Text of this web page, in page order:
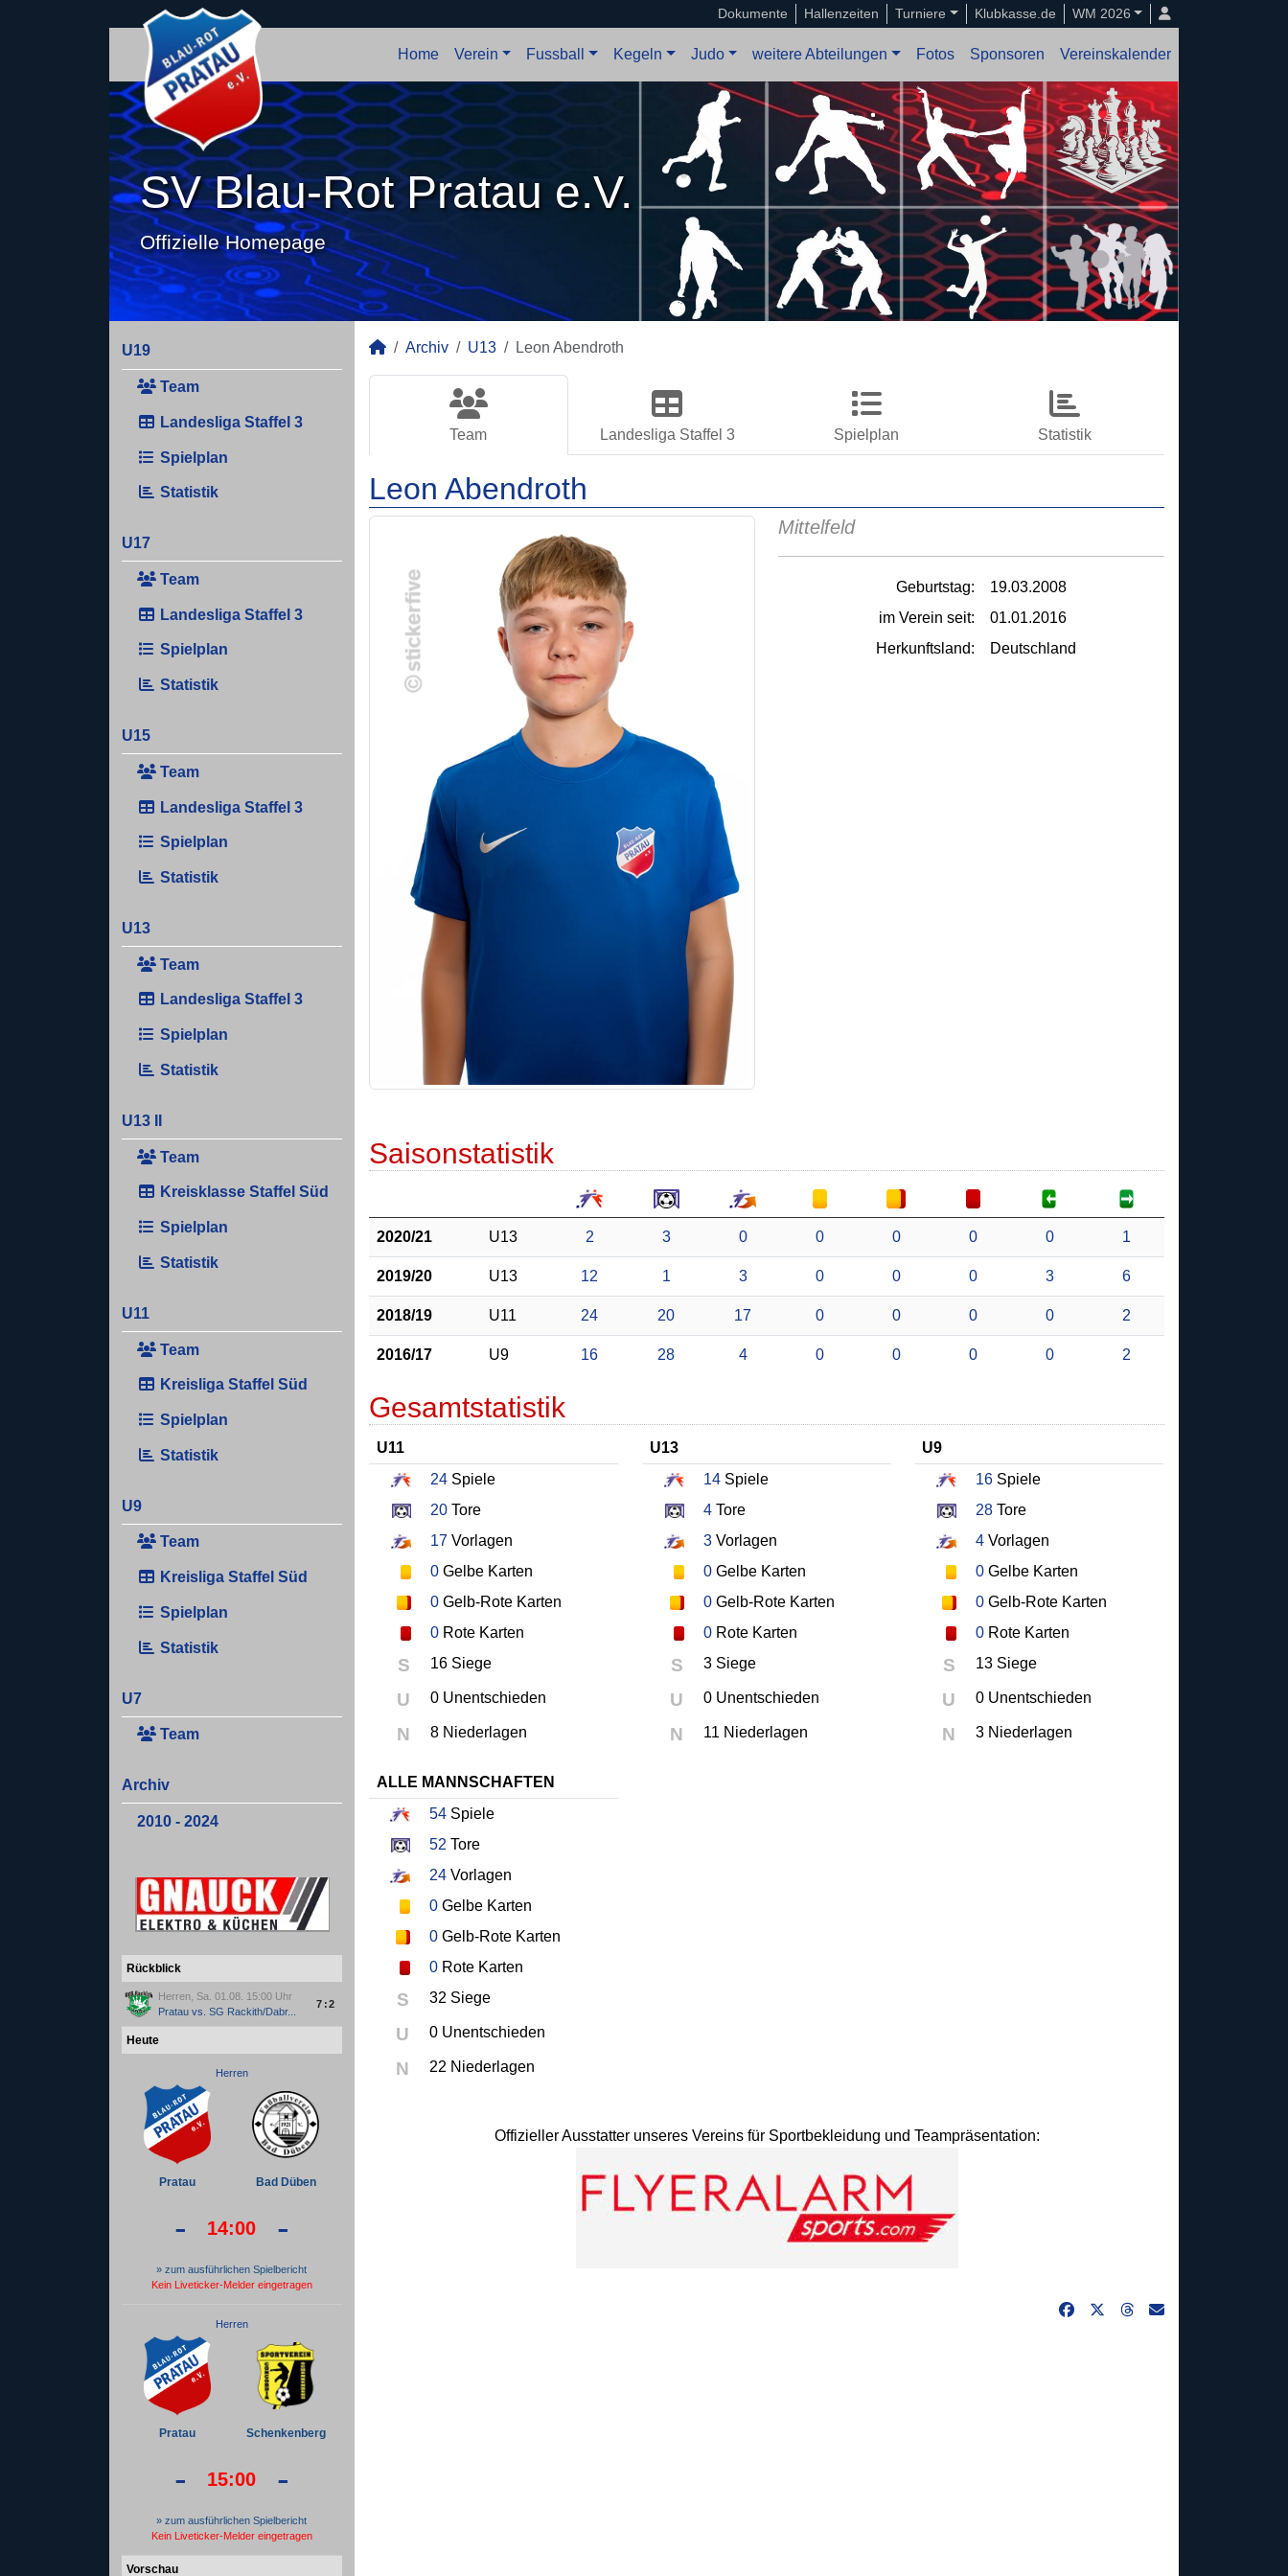
Dokumente Hallenzeiten Turniere Klubkasse.de WM 2026
Home Verein Fussball Kegeln Judo weitere Abteilungen Fotos Sponsoren Vereinskalender
SV Blau-Rot Pratau e.V.
Offizielle Homepage
U19
Team
Landesliga Staffel 3
Spielplan
Statistik
U17
Team
Landesliga Staffel 3
Spielplan
Statistik
U15
Team
Landesliga Staffel 3
Spielplan
Statistik
U13
Team
Landesliga Staffel 3
Spielplan
Statistik
U13 II
Team
Kreisklasse Staffel Süd
Spielplan
Statistik
U11
Team
Kreisliga Staffel Süd
Spielplan
Statistik
U9
Team
Kreisliga Staffel Süd
Spielplan
Statistik
U7
Team
Archiv
2010 - 2024
Rückblick
Herren, Sa. 01.08. 15:00 Uhr
Pratauvs. SG Rackith/Dabr...
7:2
Heute
Herren
Pratau Bad Düben
- 14:00 -
» zum ausführlichen Spielbericht
Kein Liveticker-Melder eingetragen
Herren
Pratau Schenkenberg
- 15:00 -
» zum ausführlichen Spielbericht
Kein Liveticker-Melder eingetragen
Vorschau
Archiv U13 Leon Abendroth
Team Landesliga Staffel 3 Spielplan Statistik
Leon Abendroth
Mittelfeld
Geburtstag:
19.03.2008
im Verein seit:
01.01.2016
Herkunftsland:
Deutschland
Saisonstatistik
2020/21 U13 2 3 0 0 0 0 0 1
2019/20 U13 12 1 3 0 0 0 3 6
2018/19 U11 24 20 17 0 0 0 0 2
2016/17 U9 16 28 4 0 0 0 0 2
Gesamtstatistik
U11
24 Spiele
20 Tore
17 Vorlagen
0 Gelbe Karten
0 Gelb-Rote Karten
0 Rote Karten
S 16 Siege
U 0 Unentschieden
N 8 Niederlagen
U13
14Spiele
4Tore
3Vorlagen
0Gelbe Karten
0Gelb-Rote Karten
0Rote Karten
S 3 Siege
U 0 Unentschieden
N 11 Niederlagen
U9
16 Spiele
28 Tore
4 Vorlagen
0 Gelbe Karten
0 Gelb-Rote Karten
0 Rote Karten
S 13 Siege
U 0 Unentschieden
N 3 Niederlagen
ALLE MANNSCHAFTEN
54 Spiele
52 Tore
24 Vorlagen
0 Gelbe Karten
0 Gelb-Rote Karten
0 Rote Karten
S 32 Siege
U 0 Unentschieden
N 22 Niederlagen
Offizieller Ausstatter unseres Vereins für Sportbekleidung und Teampräsentation: